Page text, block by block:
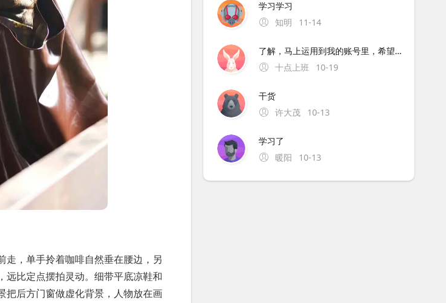
，单手拎着咖啡自然垂在腰边，另
远比定点摆拍灵动。细带平底凉鞋和
把后方门窗做虚化背景，人物放在画
学习学习
知明
11-14
了解，马上运用到我的账号里，希望能有起色，谢谢
十点上班
10-19
干货
许大茂
10-13
学习了
暖阳
10-13